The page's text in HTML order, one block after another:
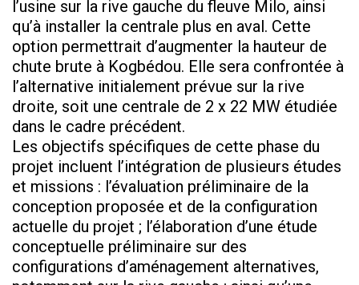
l’usine sur la rive gauche du fleuve Milo, ainsi
qu’à installer la centrale plus en aval. Cette
option permettrait d’augmenter la hauteur de
chute brute à Kogbédou. Elle sera confrontée à
l’alternative initialement prévue sur la rive
droite, soit une centrale de 2 x 22 MW étudiée
dans le cadre précédent.
Les objectifs spécifiques de cette phase du
projet incluent l’intégration de plusieurs études
et missions : l’évaluation préliminaire de la
conception proposée et de la configuration
actuelle du projet ; l’élaboration d’une étude
conceptuelle préliminaire sur des
configurations d’aménagement alternatives,